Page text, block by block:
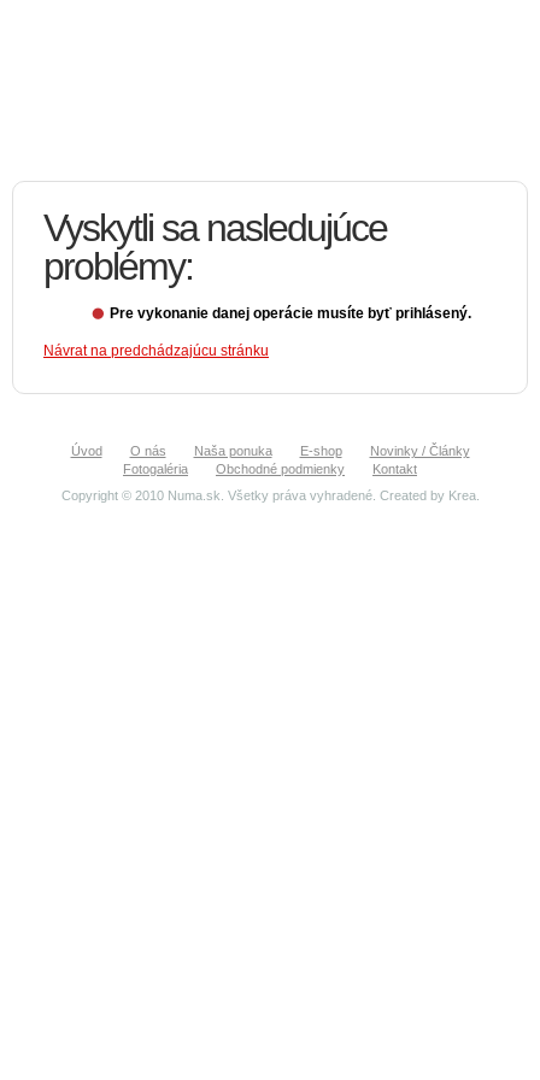
Vyskytli sa nasledujúce
problémy:
Pre vykonanie danej operácie musíte byť prihlásený.
Návrat na predchádzajúcu stránku
Úvod O nás Naša ponuka E-shop
Novinky / Články
Fotogaléria
Obchodné podmienky
Kontakt
Copyright © 2010 Numa.sk. Všetky práva vyhradené. Created by Krea.